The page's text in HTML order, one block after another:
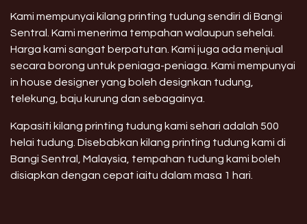
Kami mempunyai kilang printing tudung sendiri di Bangi
Sentral. Kami menerima tempahan walaupun sehelai.
Harga kami sangat berpatutan. Kami juga ada menjual
secara borong untuk peniaga-peniaga. Kami mempunyai
in house designer yang boleh designkan tudung,
telekung, baju kurung dan sebagainya.
Kapasiti kilang printing tudung kami sehari adalah 500
helai tudung. Disebabkan kilang printing tudung kami di
Bangi Sentral, Malaysia, tempahan tudung kami boleh
disiapkan dengan cepat iaitu dalam masa 1 hari.